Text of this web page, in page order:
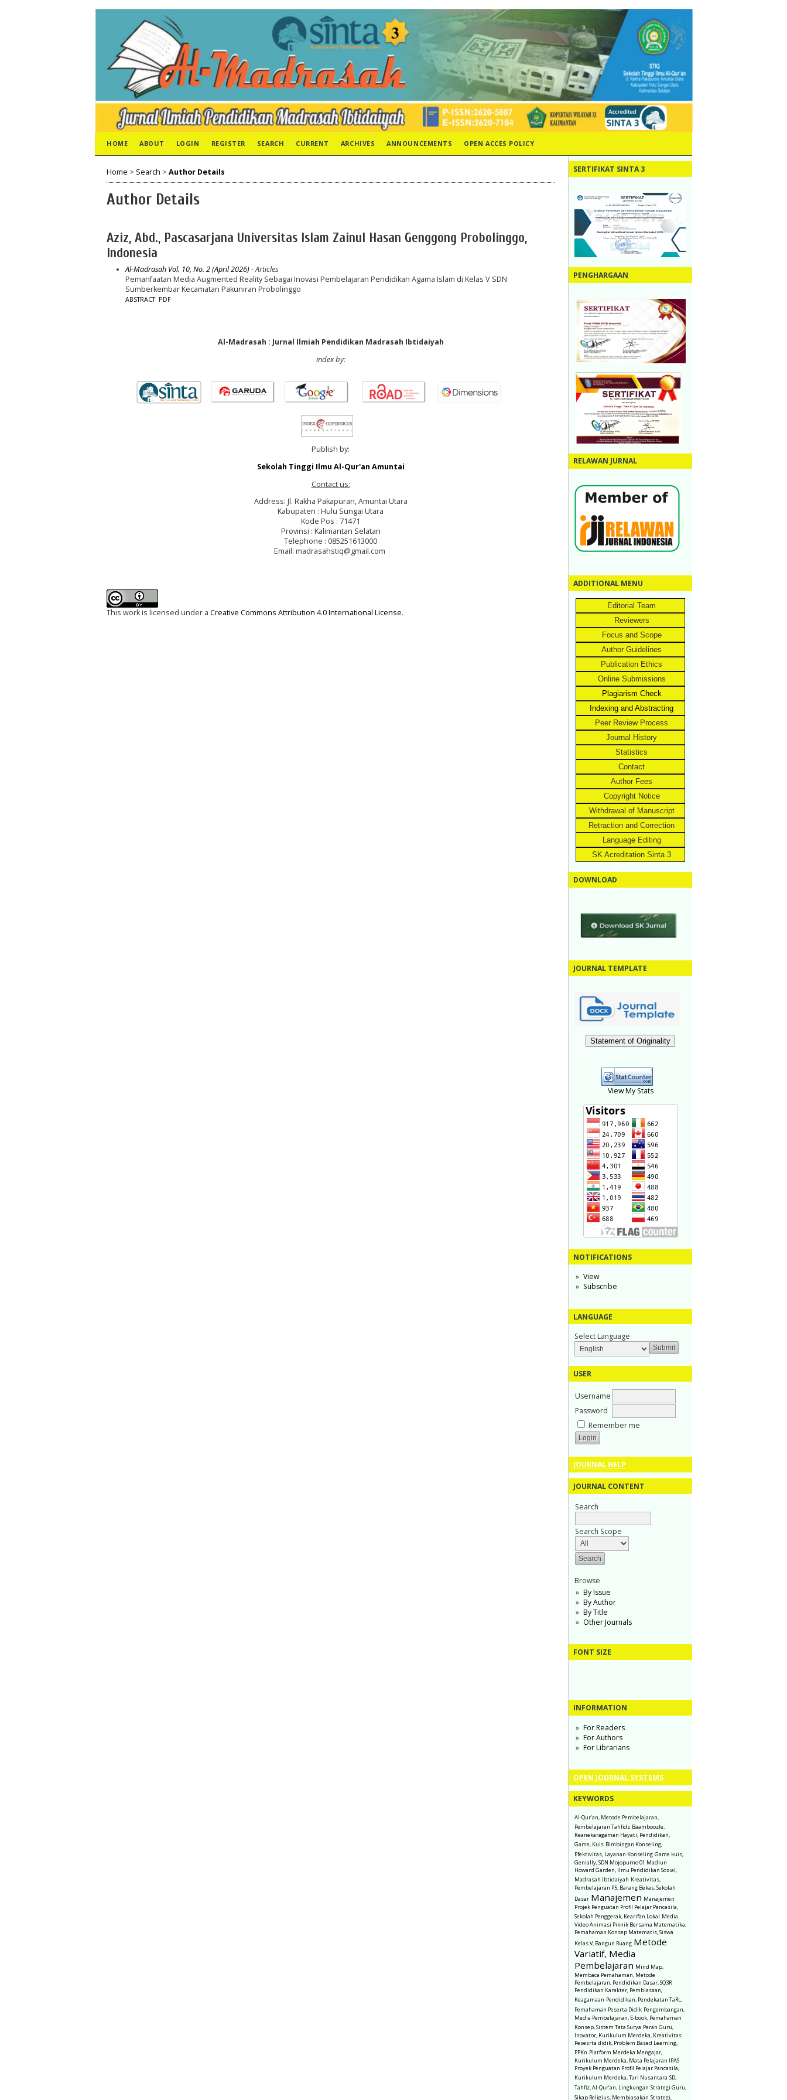
SERTIFIKAT SINTA 3
PENGHARGAAN
RELAWAN JURNAL
ADDITIONAL MENU
Editorial Team
Reviewers
Focus and Scope
Author Guidelines
Publication Ethics
Online Submissions
Plagiarism Check
Indexing and Abstracting
Peer Review Process
Journal History
Statistics
Contact
Author Fees
Copyright Notice
Withdrawal of Manuscript
Retraction and Correction
Language Editing
SK Acreditation Sinta 3
DOWNLOAD
JOURNAL TEMPLATE
Statement of Originality
View My Stats
NOTIFICATIONS
View
Subscribe
LANGUAGE
Select Language
USER
Username
Password
Remember me
JOURNAL HELP
JOURNAL CONTENT
Search
Search Scope
Browse
By Issue
By Author
By Title
Other Journals
FONT SIZE
INFORMATION
For Readers
For Authors
For Librarians
OPEN JOURNAL SYSTEMS
KEYWORDS
Al-Qur’an, Metode Pembelajaran,
Pembelajaran Tahfidz Baamboozle,
Keanekaragaman Hayati, Pendidikan,
Game, Kuis Bimbingan Konseling,
Efektivitas, Layanan Konseling Game kuis,
Genially, SDN Mojopurno 01 Madiun
Howard Garden, Ilmu Pendidikan Sosial,
Madrasah Ibtidaiyah Kreativitas,
Pembelajaran P5, Barang Bekas, Sekolah
Dasar Manajemen Manajemen
Projek Penguatan Profil Pelajar Pancasila,
Sekolah Penggerak, Kearifan Lokal Media
Video Animasi Piknik Bersama Matematika,
Pemahaman Konsep Matematis, Siswa
Kelas V, Bangun Ruang Metode
Variatif, Media
Pembelajaran Mind Map,
Membaca Pemahaman, Metode
Pembelajaran, Pendidikan Dasar, SQ3R
Pendidikan Karakter, Pembiasaan,
Keagamaan Pendidikan, Pendekatan TaRL,
Pemahaman Peserta Didik Pengembangan,
Media Pembelajaran, E-book, Pemahaman
Konsep, Sistem Tata Surya Peran Guru,
Inovator, Kurikulum Merdeka, Kreativitas
Pesesrta didik, Problem Based Learning,
PPKn Platform Merdeka Mengajar,
Kurikulum Merdeka, Mata Pelajaran IPAS
Proyek Penguatan Profil Pelajar Pancasila,
Kurikulum Merdeka, Tari Nusantara SD,
Tahfiz, Al-Qur’an, Lingkungan Strategi Guru,
Sikap Religius, Membiasakan Strategi,
HOME ABOUT LOGIN REGISTER SEARCH CURRENT ARCHIVES ANNOUNCEMENTS OPEN ACCES POLICY
Home > Search > Author Details
Author Details
Aziz, Abd., Pascasarjana Universitas Islam Zainul Hasan Genggong Probolinggo,
Indonesia
Al-Madrasah Vol. 10, No. 2 (April 2026) - Articles
Pemanfaatan Media Augmented Reality Sebagai Inovasi Pembelajaran Pendidikan Agama Islam di Kelas V SDN
Sumberkembar Kecamatan Pakuniran Probolinggo
ABSTRACT PDF
Al-Madrasah : Jurnal Ilmiah Pendidikan Madrasah Ibtidaiyah
index by:
Publish by:
Sekolah Tinggi Ilmu Al-Qur'an Amuntai
Contact us:
Address: Jl. Rakha Pakapuran, Amuntai Utara
Kabupaten : Hulu Sungai Utara
Kode Pos : 71471
Provinsi : Kalimantan Selatan
Telephone : 085251613000
Email: madrasahstiq@gmail.com
This work is licensed under a Creative Commons Attribution 4.0 International License.